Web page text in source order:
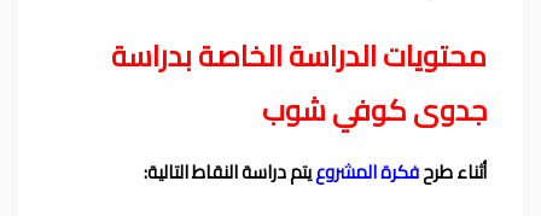
محتويات الدراسة الخاصة بدراسة
جدوى كوفي شوب
أثناء طرحفكرة المشروعيتم دراسة النقاط التالية: